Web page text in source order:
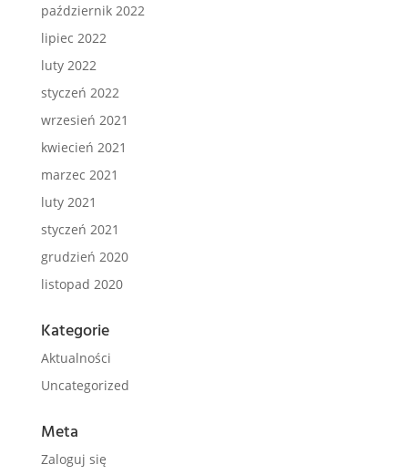
październik 2022
lipiec 2022
luty 2022
styczeń 2022
wrzesień 2021
kwiecień 2021
marzec 2021
luty 2021
styczeń 2021
grudzień 2020
listopad 2020
Kategorie
Aktualności
Uncategorized
Meta
Zaloguj się